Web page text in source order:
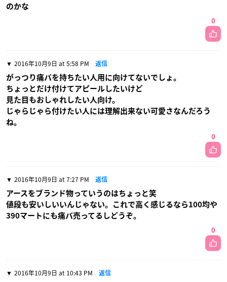
のかな
0
2016年10月9日 at 5:58 PM 返信
がっつり痛バを持ちたい人用に向けてないでしょ。
ちょっとだけ付けてアピールしたいけど
見た目もおしゃれしたい人向け。
じゃらじゃら付けたい人には理解出来ない可愛さなんだろう
ね。
0
2016年10月9日 at 7:27 PM 返信
アースをブランド物っていうのはちょっと笑
値段も安いしいいんじゃない。これで高く感じるなら100均や
390マートにも痛バ売ってるしどうぞ。
0
2016年10月9日 at 10:43 PM 返信